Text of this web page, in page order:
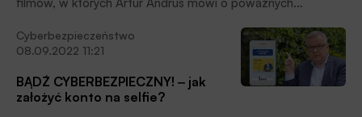
Warto zobaczyć, warto wiedzieć!
Cyberbezpieczeństwo
08.09.2022 11:21
BĄDŹ CYBERBEZPIECZNY! ‒ jak
założyć konto na selfie?